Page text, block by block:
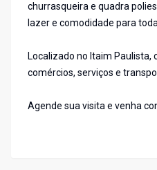
churrasqueira e quadra
lazer e comodidade para
Localizado no Itaim Paulista,
comércios, serviços e
Agende sua visita e venha